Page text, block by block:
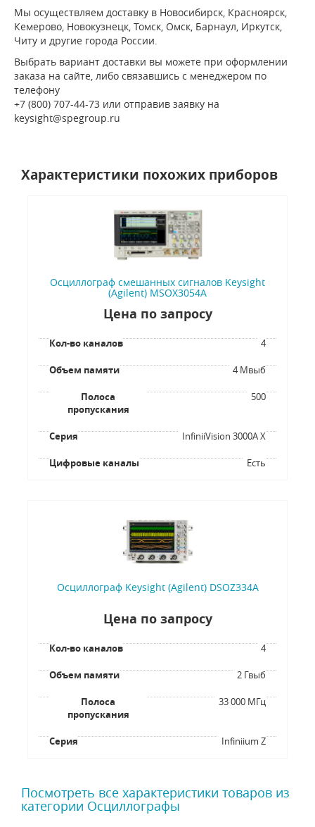
Мы осуществляем доставку в Новосибирск, Красноярск,
Кемерово, Новокузнецк, Томск, Омск, Барнаул, Иркутск,
Читу и другие города России.
Выбрать вариант доставки вы можете при оформлении
заказа на сайте, либо связавшись с менеджером по
телефону
+7 (800) 707-44-73 или отправив заявку на
keysight@spegroup.ru
Характеристики похожих приборов
Осциллограф смешанных сигналов Keysight
(Agilent) MSOX3054A
Цена по запросу
Кол-во каналов 4
Объем памяти 4 Мвыб
Полоса
пропускания
500
Серия InfiniiVision 3000A X
Цифровые каналы Есть
Осциллограф Keysight (Agilent) DSOZ334A
Цена по запросу
Кол-во каналов 4
Объем памяти 2 Гвыб
Полоса
пропускания
33 000 МГц
Серия Infiniium Z
Посмотреть все характеристики товаров из
категории Осциллографы